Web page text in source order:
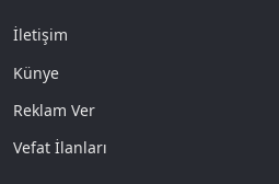
İletişim
Künye
Reklam Ver
Vefat İlanları